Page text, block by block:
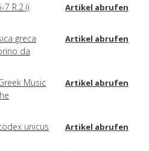
R.2 (i
Artikel abrufen
greca
da
Artikel abrufen
Music
Artikel abrufen
unicus
Artikel abrufen